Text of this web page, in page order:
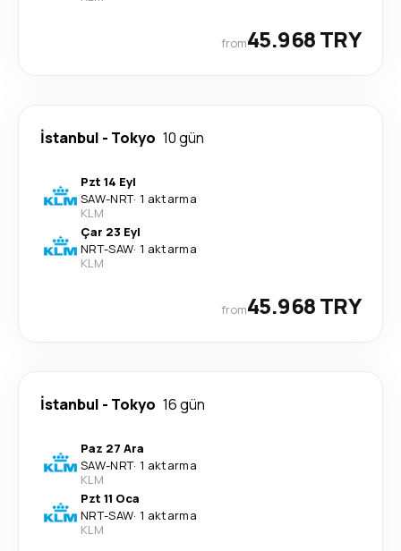
from45.968 TRY
İstanbul - Tokyo 10 gün
Pzt 14 Eyl
SAW-NRT· 1 aktarma
KLM
Çar 23 Eyl
NRT-SAW· 1 aktarma
KLM
from45.968 TRY
İstanbul - Tokyo 16 gün
Paz 27 Ara
SAW-NRT· 1 aktarma
KLM
Pzt 11 Oca
NRT-SAW· 1 aktarma
KLM